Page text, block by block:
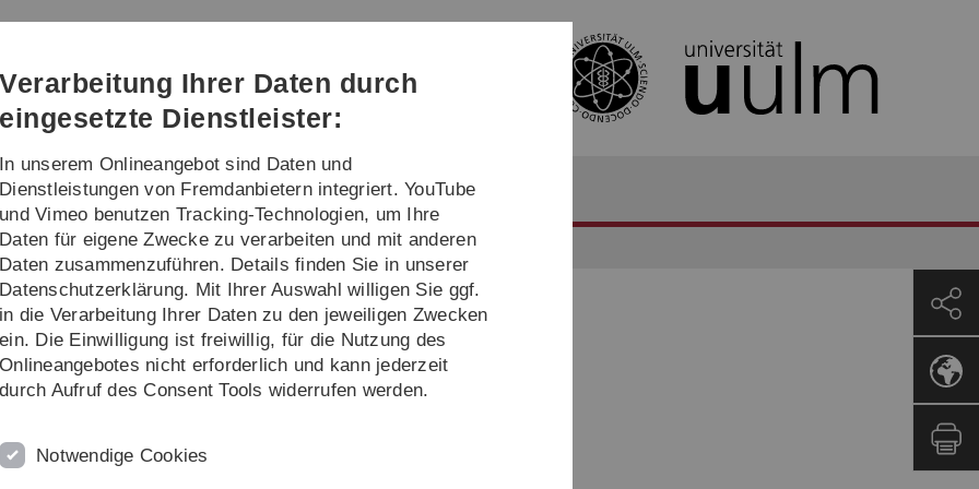
Direkt
Direkt
Direkt
(Sprache,
Drucken,
Social
Direkt
Direkt
Lehre Forschung
RESTful IoT-Steuerung für ein
13.06.2022, Zeit: 14:30 Uhr
in der Ausbildung und Forschung
Verarbeitung Ihrer Daten durch
eingesetzte Dienstleister:
In unserem Onlineangebot sind Daten und
Dienstleistungen von Fremdanbietern integriert. YouTube
und Vimeo benutzen Tracking-Technologien, um Ihre
Daten für eigene Zwecke zu verarbeiten und mit anderen
Daten zusammenzuführen. Details finden Sie in unserer
Datenschutzerklärung. Mit Ihrer Auswahl willigen Sie ggf.
in die Verarbeitung Ihrer Daten zu den jeweiligen Zwecken
ein. Die Einwilligung ist freiwillig, für die Nutzung des
Onlineangebotes nicht erforderlich und kann jederzeit
durch Aufruf des Consent Tools widerrufen werden.
Notwendige Cookies